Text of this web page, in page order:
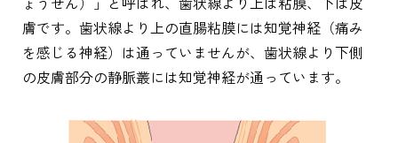
膚です。歯状線より上の直腸粘膜には知覚神経（痛み
を感じる神経）は通っていませんが、歯状線より下側
の皮膚部分の静脈叢には知覚神経が通っています。